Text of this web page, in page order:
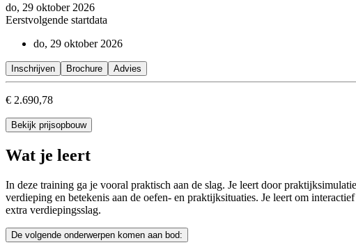
do, 29 oktober 2026
Eerstvolgende startdata
do, 29 oktober 2026
Inschrijven Brochure Advies
€ 2.690,78
Bekijk prijsopbouw
Wat je leert
In deze training ga je vooral praktisch aan de slag. Je leert door
verdieping en betekenis aan de oefen- en praktijksituaties. Je leert om
extra verdiepingsslag.
De volgende onderwerpen komen aan bod: